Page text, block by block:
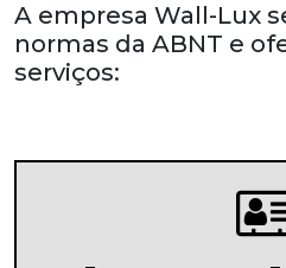
A empresa Wall-Lux
normas da ABNT e
serviços: